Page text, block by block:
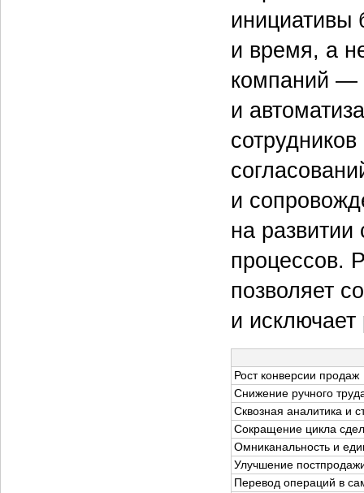
инициативы
и время, а
компаний —
и
и
на развитии
процессов.
позволяет
и исключает
Рост конверсии продаж
Снижение ручного
Сквозная аналитика и
Сокращение цикла
Омниканальность и
Улучшение
Перевод операций в